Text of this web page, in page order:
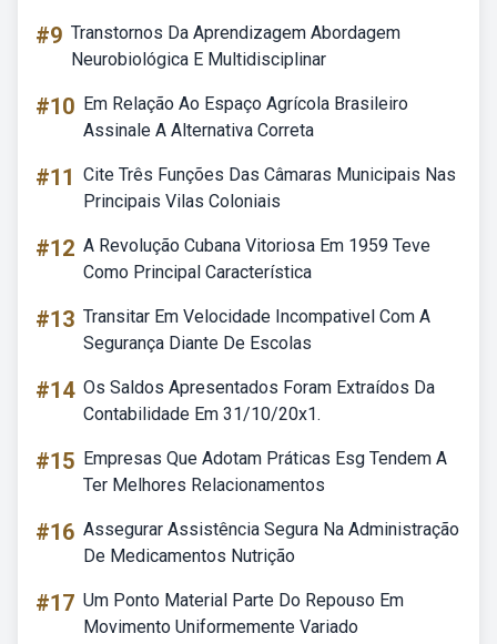
#9 Transtornos Da Aprendizagem Abordagem
Neurobiológica E Multidisciplinar
#10 Em Relação Ao Espaço Agrícola Brasileiro
Assinale A Alternativa Correta
#11 Cite Três Funções Das Câmaras Municipais Nas
Principais Vilas Coloniais
#12 A Revolução Cubana Vitoriosa Em 1959 Teve
Como Principal Característica
#13 Transitar Em Velocidade Incompativel Com A
Segurança Diante De Escolas
#14 Os Saldos Apresentados Foram Extraídos Da
Contabilidade Em 31/10/20x1.
#15 Empresas Que Adotam Práticas Esg Tendem A
Ter Melhores Relacionamentos
#16 Assegurar Assistência Segura Na Administração
De Medicamentos Nutrição
#17 Um Ponto Material Parte Do Repouso Em
Movimento Uniformemente Variado